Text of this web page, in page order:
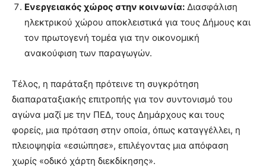
Ενεργειακός χώρος στην κοινωνία: Διασφάλιση
ηλεκτρικού χώρου αποκλειστικά για τους Δήμους και
τον πρωτογενή τομέα για την οικονομική
ανακούφιση των παραγωγών.
Τέλος, η παράταξη πρότεινε τη συγκρότηση
διαπαραταξιακής επιτροπής για τον συντονισμό του
αγώνα μαζί με την ΠΕΔ, τους Δημάρχους και τους
φορείς, μια πρόταση στην οποία, όπως καταγγέλλει, η
πλειοψηφία «εσιώπησε», επιλέγοντας μια απόφαση
χωρίς «οδικό χάρτη διεκδίκησης».